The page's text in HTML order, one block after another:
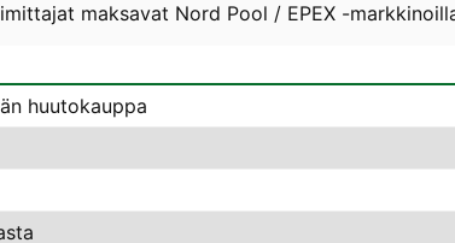
maksavat Nord Pool / EPEX -
huutokauppa